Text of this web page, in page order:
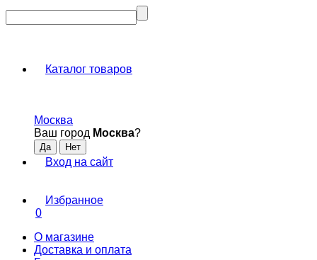
Каталог товаров
Москва
Ваш город Москва?
Вход на сайт
Избранное
0
О магазине
Доставка и оплата